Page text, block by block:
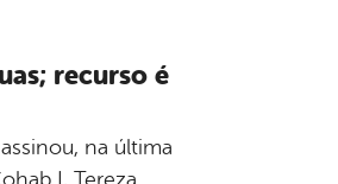
recurso é
na última
I, Tereza